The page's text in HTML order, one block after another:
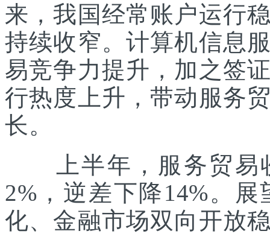
来，我国经常账户运行
持续收窄。计算机信息
易竞争力提升，加之签
行热度上升，带动服务
长。
上半年，服务贸易
2%，逆差下降14%。
化、金融市场双向开放